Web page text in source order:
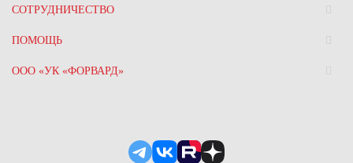
СОТРУДНИЧЕСТВО
ПОМОЩЬ
ООО «УК «ФОРВАРД»